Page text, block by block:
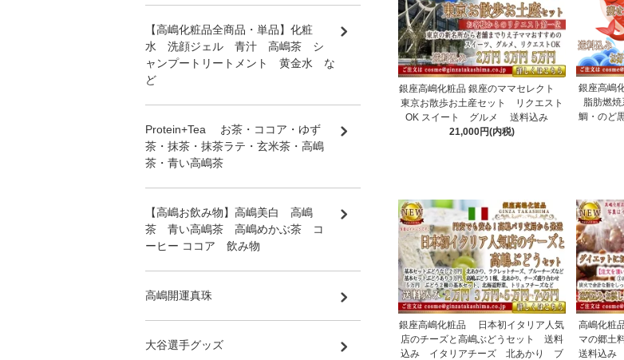
銀座高嶋化粧品 銀座のママセレクト
東京お散歩お土産セット リクエスト
OK スイート グルメ 送料込み
21,000円(内税)
銀座高嶋
脂肪燃
鯛・のど
銀座高嶋化粧品 日本初イタリア人気
店のチーズと高嶋ぶどうセット 送料
込み イタリアチーズ 北あかり ブ
高嶋化粧
マの郷土
送料込み
【高嶋化粧品全商品・単品】化粧
水 洗顔ジェル 青汁 高嶋茶 シ
ャンプートリートメント 黄金水 な
ど
Protein+Tea お茶・ココア・ゆず
茶・抹茶・抹茶ラテ・玄米茶・高嶋
茶・青い高嶋茶
【高嶋お飲み物】高嶋美白 高嶋
茶 青い高嶋茶 高嶋めかぶ茶 コ
ーヒー ココア 飲み物
高嶋開運真珠
大谷選手グッズ